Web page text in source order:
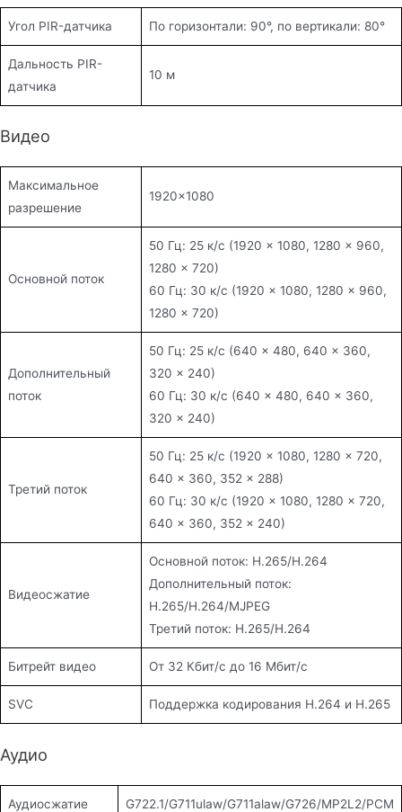
Угол PIR-датчика По горизонтали: 90°, по вертикали: 80°
Дальность PIR-
датчика
10 м
Видео
Максимальное
разрешение
1920×1080
Основной поток
50 Гц: 25 к/с (1920 × 1080, 1280 × 960,
1280 × 720)
60 Гц: 30 к/с (1920 × 1080, 1280 × 960,
1280 × 720)
Дополнительный
поток
50 Гц: 25 к/с (640 × 480, 640 × 360,
320 × 240)
60 Гц: 30 к/с (640 × 480, 640 × 360,
320 × 240)
Третий поток
50 Гц: 25 к/с (1920 × 1080, 1280 × 720,
640 × 360, 352 × 288)
60 Гц: 30 к/с (1920 × 1080, 1280 × 720,
640 × 360, 352 × 240)
Видеосжатие
Основной поток: H.265/H.264
Дополнительный поток:
H.265/H.264/MJPEG
Третий поток: H.265/H.264
Битрейт видео От 32 Кбит/с до 16 Мбит/с
SVC Поддержка кодирования H.264 и H.265
Аудио
Аудиосжатие G722.1/G711ulaw/G711alaw/G726/MP2L2/PCM